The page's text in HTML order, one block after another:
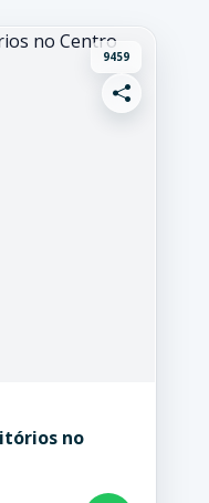
9459
no